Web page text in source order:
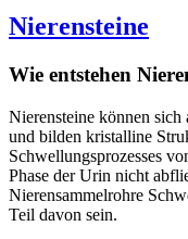
Nierensteine
Wie entstehen
Nierensteine können sich
und bilden kristalline
Schwellungsprozesses
Phase der Urin nicht
Nierensammelrohre
Teil davon sein.